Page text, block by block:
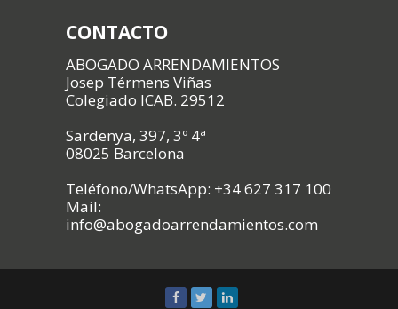
CONTACTO
ABOGADO ARRENDAMIENTOS
Josep Térmens Viñas
Colegiado ICAB. 29512
Sardenya, 397, 3º 4ª
08025 Barcelona
Teléfono/WhatsApp: +34 627 317 100
Mail:
info@abogadoarrendamientos.com